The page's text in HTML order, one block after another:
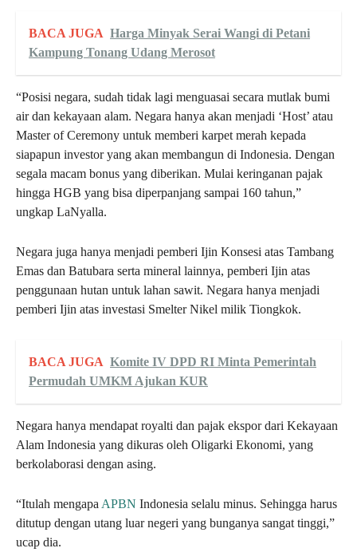
BACA JUGA Harga Minyak Serai Wangi di Petani
Kampung Tonang Udang Merosot
“Posisi negara, sudah tidak lagi menguasai secara mutlak bumi
air dan kekayaan alam. Negara hanya akan menjadi ‘Host’ atau
Master of Ceremony untuk memberi karpet merah kepada
siapapun investor yang akan membangun di Indonesia. Dengan
segala macam bonus yang diberikan. Mulai keringanan pajak
hingga HGB yang bisa diperpanjang sampai 160 tahun,”
ungkap LaNyalla.
Negara juga hanya menjadi pemberi Ijin Konsesi atas Tambang
Emas dan Batubara serta mineral lainnya, pemberi Ijin atas
penggunaan hutan untuk lahan sawit. Negara hanya menjadi
pemberi Ijin atas investasi Smelter Nikel milik Tiongkok.
BACA JUGA Komite IV DPD RI Minta Pemerintah
Permudah UMKM Ajukan KUR
Negara hanya mendapat royalti dan pajak ekspor dari Kekayaan
Alam Indonesia yang dikuras oleh Oligarki Ekonomi, yang
berkolaborasi dengan asing.
“Itulah mengapa APBN Indonesia selalu minus. Sehingga harus
ditutup dengan utang luar negeri yang bunganya sangat tinggi,”
ucap dia.